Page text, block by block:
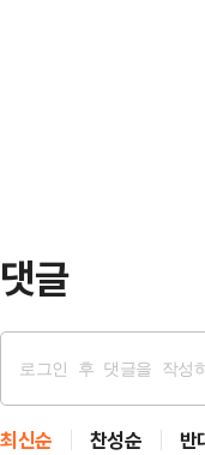
댓글
최신순 찬성순 반